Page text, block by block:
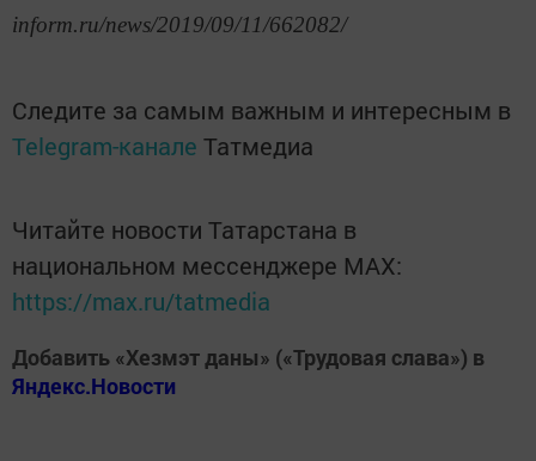
inform.ru/news/2019/09/11/662082/
Следите за самым важным и интересным в
Telegram-канале Татмедиа
Читайте новости Татарстана в
национальном мессенджере MАХ:
https://max.ru/tatmedia
Добавить «Хезмэт даны» («Трудовая слава») в
Яндекс.Новости